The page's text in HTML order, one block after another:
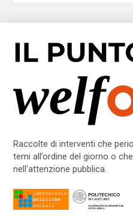
Raccolte di interventi che
temi all’ordine del giorno o
nell’attenzione pubblica.